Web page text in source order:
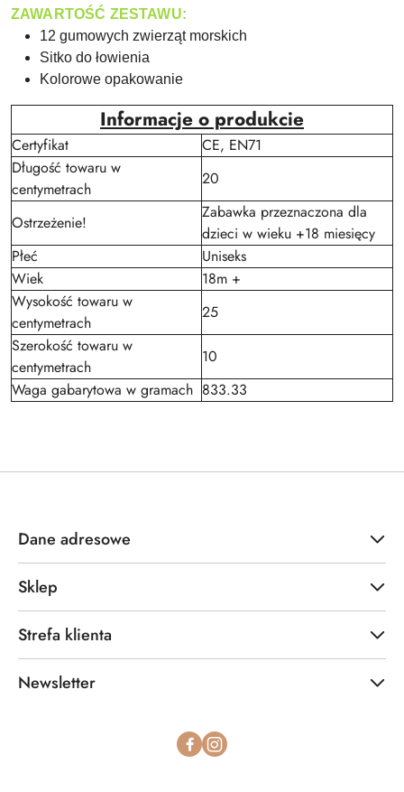
ZAWARTOŚĆ ZESTAWU:
12 gumowych zwierząt morskich
Sitko do łowienia
Kolorowe opakowanie
Informacje o produkcie
Certyfikat
CE, EN71
Długość towaru w
centymetrach
20
Ostrzeżenie!
Zabawka przeznaczona dla
dzieci w wieku +18 miesięcy
Płeć
Uniseks
Wiek
18m +
Wysokość towaru w
centymetrach
25
Szerokość towaru w
centymetrach
10
Waga gabarytowa w gramach 833.33
Dane adresowe
Sklep
Strefa klienta
Newsletter